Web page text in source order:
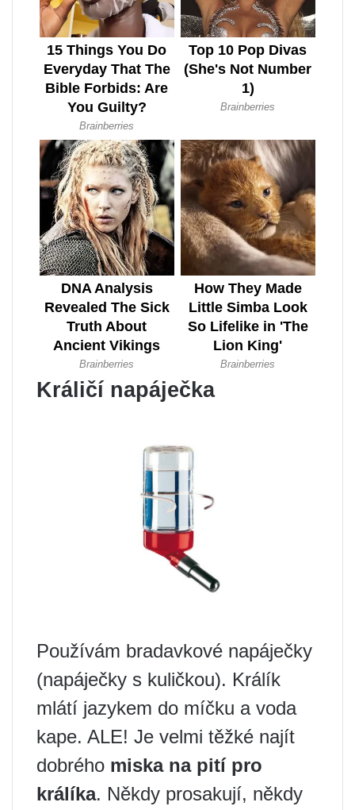
Králičí napáječka
Používám bradavkové napáječky
(napáječky s kuličkou). Králík
mlátí jazykem do míčku a voda
kape. ALE! Je velmi těžké najít
dobrého miska na pití pro
králíka. Někdy prosakují, někdy